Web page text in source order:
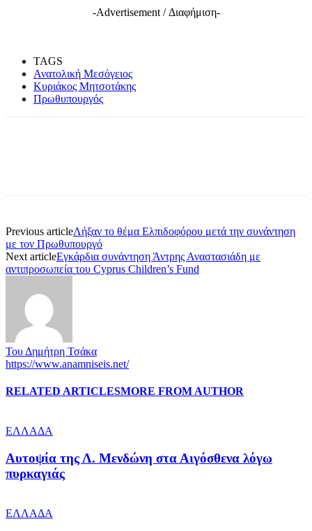
-Advertisement / Διαφήμιση-
TAGS
Ανατολική Μεσόγειος
Κυριάκος Μητσοτάκης
Πρωθυπουργός
Previous articleΛήξαν το θέμα Ελπιδοφόρου μετά την συνάντηση
με τον Πρωθυπουργό
Next articleΕγκάρδια συνάντηση Άντρης Αναστασιάδη με
αντιπροσωπεία του Cyprus Children’s Fund
Του Δημήτρη Τσάκα
https://www.anamniseis.net/
RELATED ARTICLESMORE FROM AUTHOR
ΕΛΛΑΔΑ
Αυτοψία της Λ. Μενδώνη στα Αιγόσθενα λόγω
πυρκαγιάς
ΕΛΛΑΔΑ